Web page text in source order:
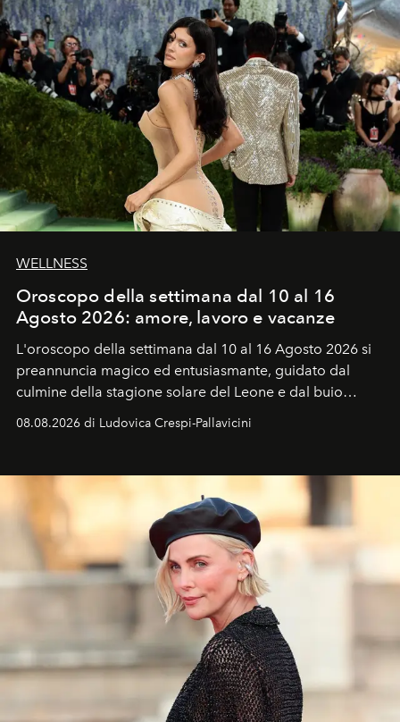
WELLNESS
Oroscopo della settimana dal 10 al 16
Agosto 2026: amore, lavoro e vacanze
L'oroscopo della settimana dal 10 al 16 Agosto 2026 si
preannuncia magico ed entusiasmante, guidato dal
culmine della stagione solare del Leone e dal buio
ideale per la notte delle Perseidi.
08.08.2026 di Ludovica Crespi-Pallavicini